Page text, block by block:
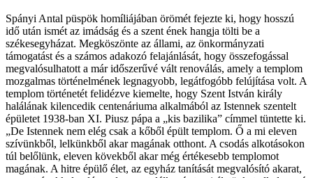
Spányi Antal püspök homíliájában örömét fejezte ki, hogy hosszú
idő után ismét az imádság és a szent ének hangja tölti be a
székesegyházat. Megköszönte az állami, az önkormányzati
támogatást és a számos adakozó felajánlását, hogy összefogással
megvalósulhatott a már időszerűvé vált renoválás, amely a templom
mozgalmas történelmének legnagyobb, legátfogóbb felújítása volt. A
templom történetét felidézve kiemelte, hogy Szent István király
halálának kilencedik centenáriuma alkalmából az Istennek szentelt
épületet 1938-ban XI. Piusz pápa a „kis bazilika” címmel tüntette ki.
„De Istennek nem elég csak a kőből épült templom. Ő a mi eleven
szívünkből, lelkünkből akar magának otthont. A csodás alkotásokon
túl belőlünk, eleven kövekből akar még értékesebb templomot
magának. A hitre épülő élet, az egyház tanítását megvalósító akarat,